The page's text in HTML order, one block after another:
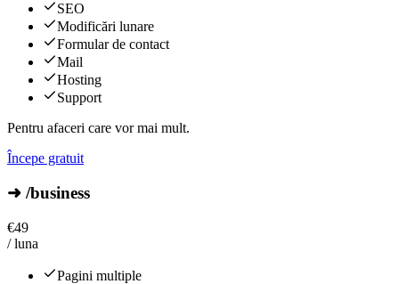
SEO
Modificări lunare
Formular de contact
Mail
Hosting
Support
Pentru afaceri care vor mai mult.
Începe gratuit
➜ /business
€49
/ luna
Pagini multiple